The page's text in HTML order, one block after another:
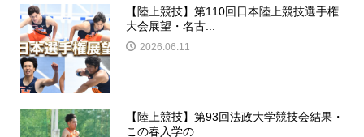
【陸上競技】第110回日本陸上競技選手権
大会展望・名古...
2026.06.11
【陸上競技】第93回法政大学競技会結果・
この春入学の...